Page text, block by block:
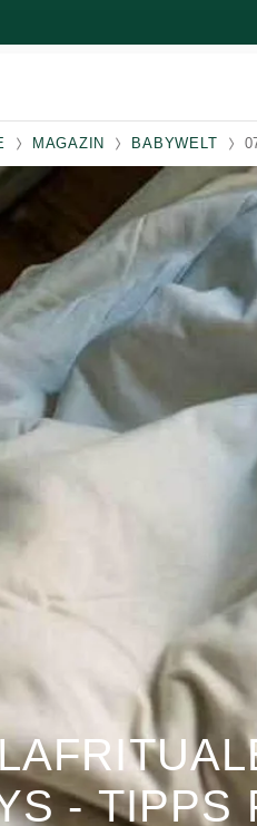
MAGAZIN BABYWELT
- TIPPS